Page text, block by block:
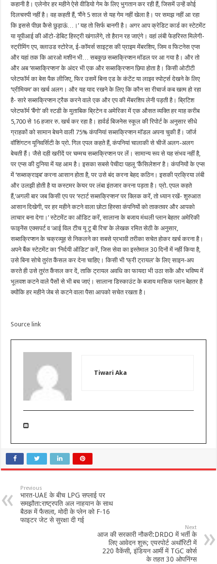
कहानी है। एलेनोर हर महीने ऐसे वीडियो गेम के लिए भुगतान कर रही हैं, जिसमें उन्हें कोई
दिलचस्पी नहीं है। वह कहती हैं, ‘मैंने 5 साल से यह गेम नहीं खेला है। पर समझ नहीं आ रहा
कि इससे पीछा कैसे छुड़ाऊं…।’ यह तो सिर्फ बानगी है। अगर आप क्रेडिट कार्ड का स्टेटमेंट
या यूपीआई की ऑटो-डेबिट हिस्ट्री खंगालेंगे, तो हैरान रह जाएंगे। वहां लंबी फेहरिस्त मिलेगी-
स्ट्रीमिंग एप, क्लाउड स्टोरेज, ई-कॉमर्स साइट्स की प्राइम मेंबरशिप, जिम व फिटनेस एप्स
और यहां तक कि आरओ मशीन भी… सबकुछ सब्सक्रिप्शन मॉडल पर आ गया है। और तो
और अब ‘सब्सक्रिप्शन’ के अंदर भी एक और सब्सक्रिप्शन छिपा होता है। किसी ओटीटी
प्लेटफॉर्म का बेस पैक लीजिए, फिर उसमें बिना एड के कंटेंट या लाइव स्पोर्ट्स देखने के लिए
‘प्रीमियम’ का खर्च अलग। और यह याद रखने के लिए कि कौन सा रीचार्ज कब खत्म हो रहा
है- सारे सब्सक्रिप्शन ट्रैक करने वाले एक और एप की मेंबरशिप लेनी पड़ती है। ब्रिटिश
प्लेटफॉर्म ‘बैंगो’ की स्टडी के मुताबिक ब्रिटेन व अमेरिका में एक औसत व्यक्ति हर माह करीब
5,700 से 16 हजार रु. खर्च कर रहा है। हार्वर्ड बिजनेस स्कूल की रिपोर्ट के अनुसार सीधे
ग्राहकों को सामान बेचने वाली 75% कंपनियां सब्सक्रिप्शन मॉडल अपना चुकी हैं। जॉर्ज
वॉशिंगटन यूनिवर्सिटी के प्रो. गिल एपल कहते हैं, कंपनियां चालाकी से चीजें अलग-अलग
बेचती हैं। जैसे दही खरीदें पर चम्मच सब्सक्रिप्शन पर लें। सामान्य रूप से यह संभव नहीं है,
पर एप्स की दुनिया में यह आम है। इसका सबसे पेचीदा पहलू ‘कैंसिलेशन’ है। कंपनियों के एप्स
में ‘सब्सक्राइब’ करना आसान होता है, पर उसे बंद करना बेहद कठिन। इसकी प्रक्रिया लंबी
और उलझी होती है या कस्टमर केयर पर लंबा इंतजार करना पड़ता है। प्रो. एपल कहते
हैं,‘अगली बार जब किसी एप पर ‘स्टार्ट सब्सक्रिप्शन’ पर क्लिक करें, तो ध्यान रखें- शुरुआत
आसान दिखेगी, पर हर महीने कटने वाला छोटा हिस्सा कंपनियों को ताकतवर और आपको
लाचार बना देगा।’ स्टेटमेंट का ऑडिट करें, सालाना के बजाय मंथली प्लान बेहतर अमेरिकी
फाइनेंस एक्सपर्ट व ‘आई विल टीच यू टू बी रिच’ के लेखक रमित सेठी के अनुसार,
सब्सक्रिप्शन के चक्रव्यूह से निकलने का सबसे प्रभावी तरीका सचेत होकर खर्च करना है।
अपने बैंक स्टेटमेंट का ‘निर्दयी ऑडिट’ करें, जिस सेवा का इस्तेमाल 30 दिनों में नहीं किया है,
उसे बिना सोचे तुरंत कैंसल कर देना चाहिए। किसी भी ‘फ्री ट्रायल’ के लिए साइन-अप
करते ही उसे तुरंत कैंसल कर दें, ताकि ट्रायल अवधि का फायदा भी उठा सकें और भविष्य में
भूलवश कटने वाले पैसों से भी बच जाएं। सालाना डिस्काउंट के बजाय मासिक प्लान बेहतर है
क्योंकि हर महीने जेब से कटने वाला पैसा आपको सचेत रखता है।
Source link
Tiwari Aka
Previous
भारत-UAE के बीच LPG सप्लाई पर
समझौता:राष्ट्रपति अल नाहयान के साथ
बैठक में फैसला, मोदी के प्लेन को F-16
फाइटर जेट से सुरक्षा दी गई
Next
आज की सरकारी नौकरी:DRDO में भर्ती के
लिए आवेदन शुरू; एयरपोर्ट अथॉरिटी में
220 वैकेंसी, इंडियन आर्मी में TGC कोर्स
के तहत 30 ओपनिंग्स